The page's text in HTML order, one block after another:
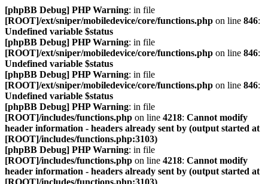
[phpBB Debug] PHP Warning: in file
[ROOT]/ext/sniper/mobiledevice/core/functions.php on line 846:
Undefined variable $status
[phpBB Debug] PHP Warning: in file
[ROOT]/ext/sniper/mobiledevice/core/functions.php on line 846:
Undefined variable $status
[phpBB Debug] PHP Warning: in file
[ROOT]/ext/sniper/mobiledevice/core/functions.php on line 846:
Undefined variable $status
[phpBB Debug] PHP Warning: in file
[ROOT]/includes/functions.php on line 4218: Cannot modify
header information - headers already sent by (output started at
[ROOT]/includes/functions.php:3103)
[phpBB Debug] PHP Warning: in file
[ROOT]/includes/functions.php on line 4218: Cannot modify
header information - headers already sent by (output started at
[ROOT]/includes/functions.php:3103)